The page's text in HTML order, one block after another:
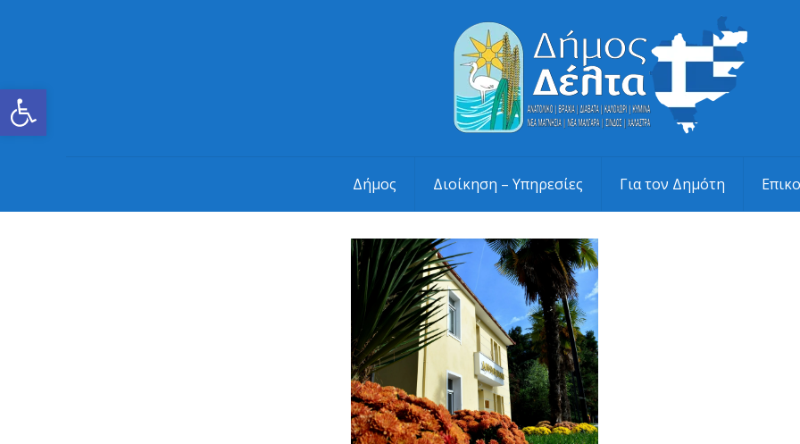
Ανοίξτε τη γραμμή εργαλείων
Δήμος Διοίκηση – Υπηρεσίες Για τον Δημότη